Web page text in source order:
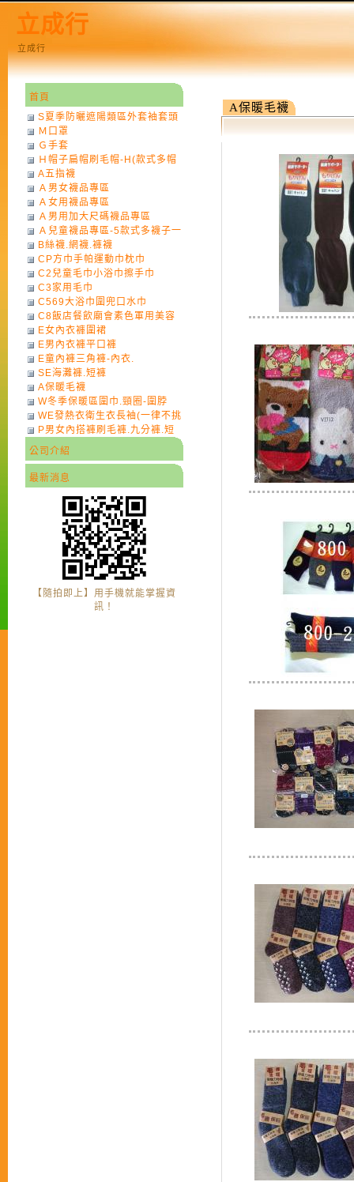
立成行
立成行
A保暖毛襪
首頁
S夏季防曬遮陽類區外套袖套頭
巾
Ｍ口罩
Ｇ手套
Ｈ帽子扁帽刷毛帽-H(款式多帽
子一律不挑色)
A五指襪
Ａ男女襪品專區
Ａ女用襪品專區
Ａ男用加大尺碼襪品專區
Ａ兒童襪品專區-5款式多襪子一
律不挑款式花色)
B絲襪.網襪.褲襪
CP方巾手帕運動巾枕巾
C2兒童毛巾小浴巾擦手巾
C3家用毛巾
C569大浴巾圍兜口水巾
C8飯店餐飲廟會素色軍用美容
巾
E女內衣褲圍裙
E男內衣褲平口褲
E童內褲三角褲-內衣.
SE海灘褲.短褲
A保暖毛襪
W冬季保暖區圍巾.頸圈-圍脖
WE發熱衣衛生衣長袖(一律不挑
色)-7
P男女內搭褲刷毛褲.九分褲.短
褲
公司介紹
最新消息
【隨拍即上】用手機就能掌握資
訊！